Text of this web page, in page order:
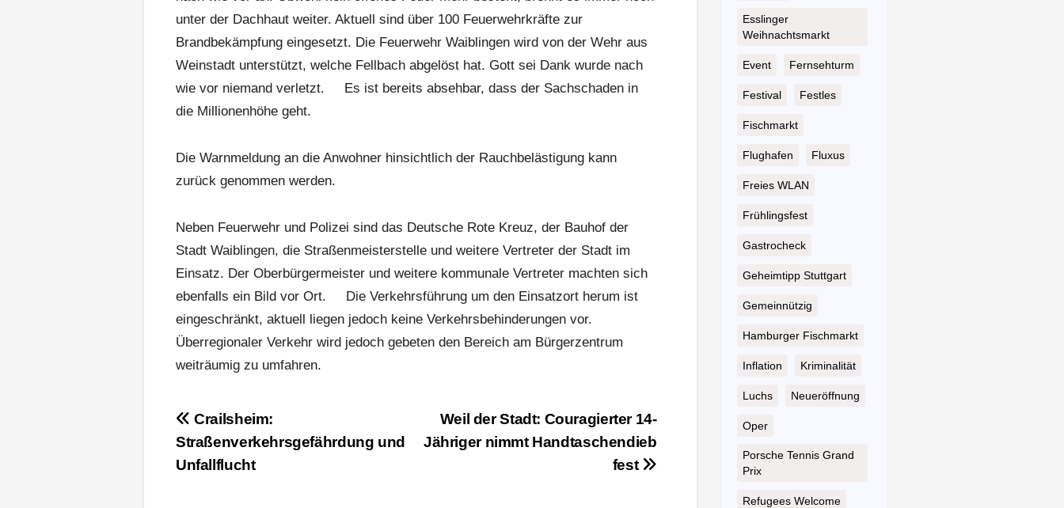
unter der Dachhaut weiter. Aktuell sind über 100 Feuerwehrkräfte zur
Brandbekämpfung eingesetzt. Die Feuerwehr Waiblingen wird von der Wehr aus
Weinstadt unterstützt, welche Fellbach abgelöst hat. Gott sei Dank wurde nach
wie vor niemand verletzt. Es ist bereits absehbar, dass der Sachschaden in
die Millionenhöhe geht.
Die Warnmeldung an die Anwohner hinsichtlich der Rauchbelästigung kann
zurück genommen werden.
Neben Feuerwehr und Polizei sind das Deutsche Rote Kreuz, der Bauhof der
Stadt Waiblingen, die Straßenmeisterstelle und weitere Vertreter der Stadt im
Einsatz. Der Oberbürgermeister und weitere kommunale Vertreter machten sich
ebenfalls ein Bild vor Ort. Die Verkehrsführung um den Einsatzort herum ist
eingeschränkt, aktuell liegen jedoch keine Verkehrsbehinderungen vor.
Überregionaler Verkehr wird jedoch gebeten den Bereich am Bürgerzentrum
weiträumig zu umfahren.
Beitragsnavigation
Weil der Stadt: Couragierter 14-
Jähriger nimmt Handtaschendieb
fest
Crailsheim:
Straßenverkehrsgefährdung und
Unfallflucht
Esslinger
Weihnachtsmarkt
Event Fernsehturm
Festival Festles
Fischmarkt
Flughafen Fluxus
Freies WLAN
Frühlingsfest
Gastrocheck
Geheimtipp Stuttgart
Gemeinnützig
Hamburger Fischmarkt
Inflation Kriminalität
Luchs Neueröffnung
Oper
Porsche Tennis Grand
Prix
Refugees Welcome